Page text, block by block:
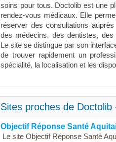
soins pour tous. Doctolib est une
rendez-vous médicaux. Elle
réserver des consultations
des médecins, des dentistes,
Le site se distingue par son
de trouver rapidement un
spécialité, la localisation et les
Sites proches de
Objectif Réponse Santé
Le site Objectif Réponse Santé